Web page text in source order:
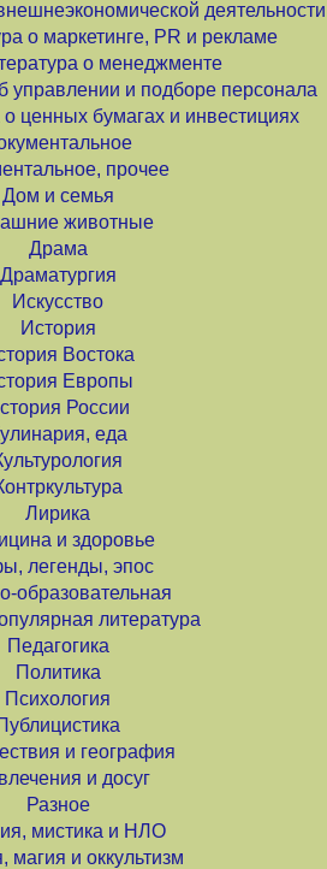
деятельности
о маркетинге, PR и рекламе
о менеджменте
управлении и подборе персонала
ценных бумагах и инвестициях
прочее
Дом и семья
животные
Драма
Драматургия
Искусство
История
Востока
Европы
России
еда
Лирика
и здоровье
легенды, эпос
образовательная
литература
Педагогика
Политика
Психология
и география
и досуг
Разное
мистика и НЛО
магия и оккультизм